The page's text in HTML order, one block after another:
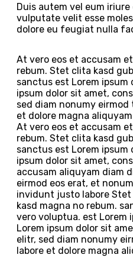
Duis autem vel eum
vulputate velit esse
dolore eu feugiat nulla
At vero eos et accusam
rebum. Stet clita kasd
sanctus est Lorem ipsum
ipsum dolor sit amet,
sed diam nonumy
et dolore magna
At vero eos et accusam
rebum. Stet clita kasd
sanctus est Lorem ipsum
ipsum dolor sit amet,
accusam aliquyam diam
eirmod eos erat, et
invidunt justo labore
kasd magna no rebum.
vero voluptua. est Lorem
Lorem ipsum dolor sit
elitr, sed diam nonumy
labore et dolore magna